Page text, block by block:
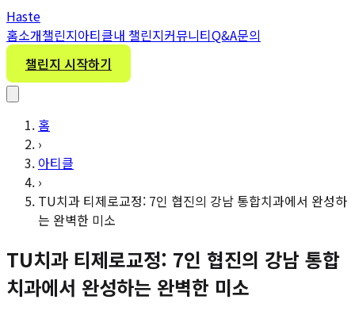
Haste
홈소개챌린지아티클내 챌린지커뮤니티Q&A문의
챌린지 시작하기
홈
›
아티클
›
TU치과 티제로교정: 7인 협진의 강남 통합치과에서 완성하
는 완벽한 미소
TU치과 티제로교정: 7인 협진의 강남 통합
치과에서 완성하는 완벽한 미소